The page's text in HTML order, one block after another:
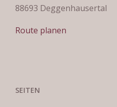
88693 Deggenhausertal
Route planen
SEITEN